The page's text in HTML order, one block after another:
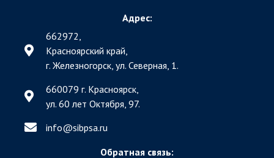
Адрес:
662972,
Красноярский край,
г. Железногорск, ул. Северная, 1.
660079 г. Красноярск,
ул. 60 лет Октября, 97.
info@sibpsa.ru
Обратная связь: